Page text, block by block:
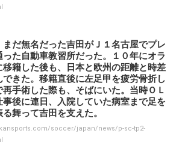
だ無名だった吉田がＪ１名古屋でプレ
た自動車教習所だった。１０年にオラ
移籍した後も、日本と欧州の距離と時差
きた。移籍直後に左足甲を疲労骨折し
再手術した際も、そばにいた。当時ＯＬ
事後に連日、入院していた病室まで足を
舞って吉田を支えた。
soccer/japan/news/p-sc-tp2-